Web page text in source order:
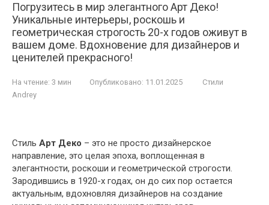
Погрузитесь в мир элегантного Арт Деко!
Уникальные интерьеры, роскошь и
геометрическая строгость 20-х годов оживут в
вашем доме. Вдохновение для дизайнеров и
ценителей прекрасного!
На чтение: 3 мин Опубликовано: 11.01.2025
Стили
Andrey
Стиль Арт Деко – это не просто дизайнерское
направление, это целая эпоха, воплощенная в
элегантности, роскоши и геометрической строгости.
Зародившись в 1920-х годах, он до сих пор остается
актуальным, вдохновляя дизайнеров на создание